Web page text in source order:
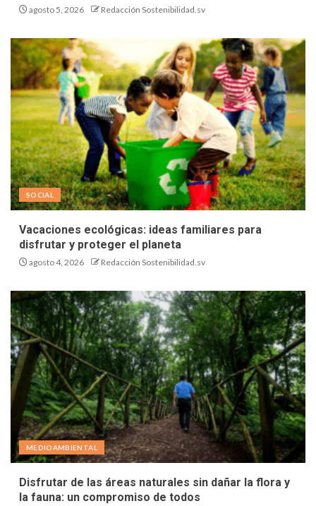
agosto 5, 2026 Redacción Sostenibilidad.sv
SOCIAL
Vacaciones ecológicas: ideas familiares para
disfrutar y proteger el planeta
agosto 4, 2026 Redacción Sostenibilidad.sv
MEDIOAMBIENTAL
Disfrutar de las áreas naturales sin dañar la flora y
la fauna: un compromiso de todos